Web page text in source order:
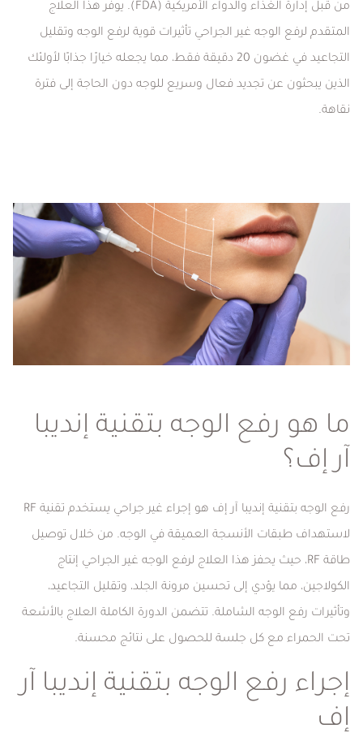
من قبل إدارة الغذاء والدواء الأمريكية (FDA). يوفر هذا العلاج
المتقدم لرفع الوجه غير الجراحي تأثيرات قوية لرفع الوجه وتقليل
التجاعيد في غضون 20 دقيقة فقط، مما يجعله خيارًا جذابًا لأولئك
الذين يبحثون عن تجديد فعال وسريع للوجه دون الحاجة إلى فترة
نقاهة.
ما هو رفع الوجه بتقنية إنديبا
آر إف؟
رفع الوجه بتقنية إنديبا آر إف هو إجراء غير جراحي يستخدم تقنية RF
لاستهداف طبقات الأنسجة العميقة في الوجه. من خلال توصيل
طاقة RF، حيث يحفز هذا العلاج لرفع الوجه غير الجراحي إنتاج
الكولاجين، مما يؤدي إلى تحسين مرونة الجلد، وتقليل التجاعيد،
وتأثيرات رفع الوجه الشاملة. تتضمن الدورة الكاملة العلاج بالأشعة
تحت الحمراء مع كل جلسة للحصول على نتائج محسنة.
إجراء رفع الوجه بتقنية إنديبا آر
إف